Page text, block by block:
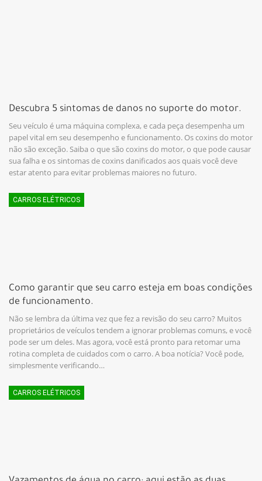
Descubra 5 sintomas de danos no suporte do motor.
Seu veículo é uma máquina complexa, e cada peça desempenha um
papel vital em seu desempenho e funcionamento. Os coxins do motor
não são exceção. Saiba o que são coxins do motor, o que pode causar
sua falha e os sintomas de coxins danificados aos quais você deve
estar atento para evitar problemas maiores no futuro.
CARROS ELÉTRICOS
Como garantir que seu carro esteja em boas condições
de funcionamento.
Não se lembra da última vez que fez a revisão do seu carro? Muitos
proprietários de veículos tendem a ignorar problemas comuns, e você
pode ser um deles. Mas agora, você está pronto para retomar uma
rotina completa de cuidados com o carro. A boa notícia? Você pode,
simplesmente verificando…
CARROS ELÉTRICOS